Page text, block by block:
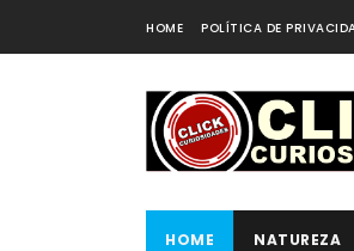
HOME POLÍTICA DE
HOME NATUREZA